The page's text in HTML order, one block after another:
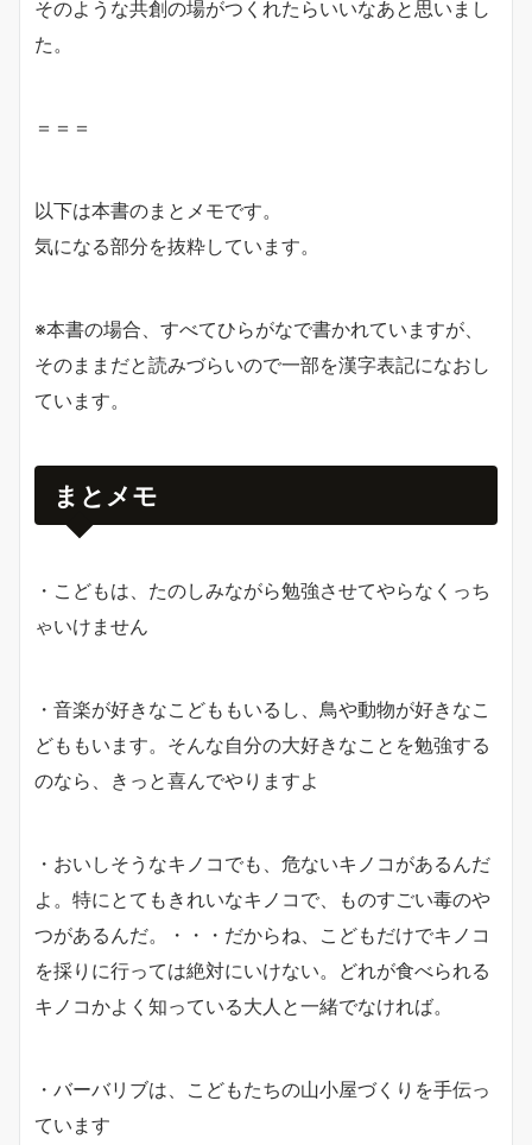
そのような共創の場がつくれたらいいなあと思いまし
た。
＝＝＝
以下は本書のまとメモです。
気になる部分を抜粋しています。
※本書の場合、すべてひらがなで書かれていますが、
そのままだと読みづらいので一部を漢字表記になおし
ています。
まとメモ
・こどもは、たのしみながら勉強させてやらなくっち
ゃいけません
・音楽が好きなこどももいるし、鳥や動物が好きなこ
どももいます。そんな自分の大好きなことを勉強する
のなら、きっと喜んでやりますよ
・おいしそうなキノコでも、危ないキノコがあるんだ
よ。特にとてもきれいなキノコで、ものすごい毒のや
つがあるんだ。・・・だからね、こどもだけでキノコ
を採りに行っては絶対にいけない。どれが食べられる
キノコかよく知っている大人と一緒でなければ。
・バーバリブは、こどもたちの山小屋づくりを手伝っ
ています